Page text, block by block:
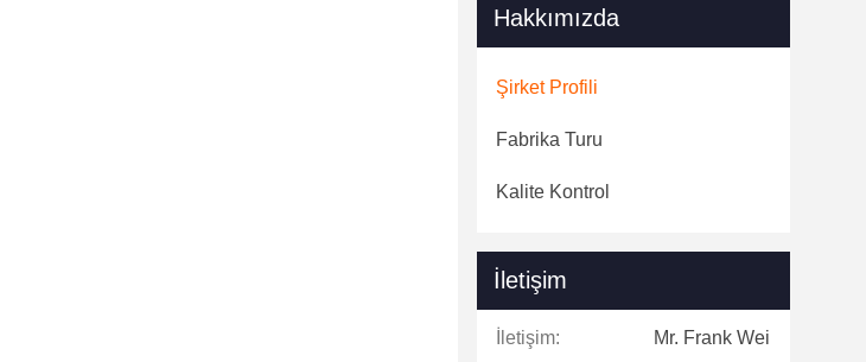
Hakkımızda
Şirket Profili
Fabrika Turu
Kalite Kontrol
İletişim
İletişim: Mr. Frank Wei